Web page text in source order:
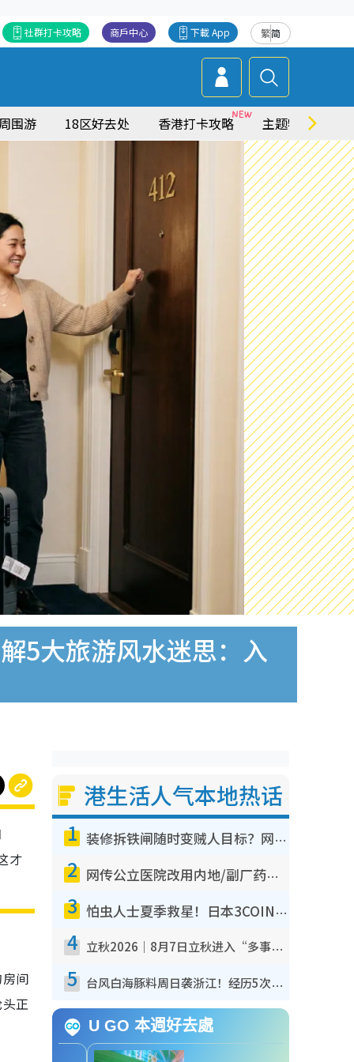
繁简
下載 App
商戶中心
社群打卡攻略
围游 18区好去处 香港打卡攻略 主题特集
5大旅游风水迷思：入
才
间
正
港生活人气本地热话
1 装修拆铁闸随时变贼人目标？网友揭2大关键用途：装新款等于白装？附新旧铁闸分别
2 网传公立医院改用内地/副厂药？医生拆解正副厂分别，揭4类人换药随时出事
3 怕虫人士夏季救星！日本3COINS爆红驱虫神器$45起 1招“全程免触碰”轻松搞定小强
4 立秋2026｜8月7日立秋进入“多事之秋” 3件事不可做！专家教6招开运 清杂物／钱包纳气接好运
5 台风白海豚料周日袭浙江！经历5次“眼壁置换”极罕见 成登陆内地最长途台风
U GO 本週好去處